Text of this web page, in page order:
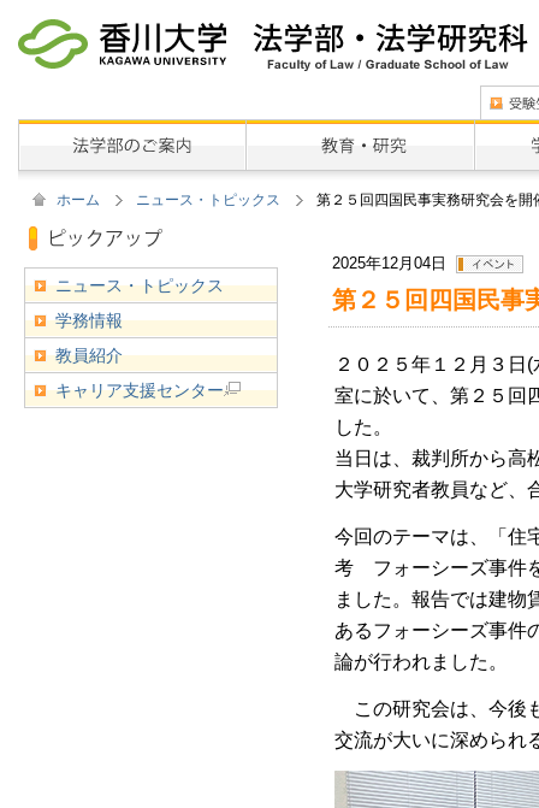
ホーム ニュース・トピックス 第２５回四国民事実務研究会を
2025年12月04日
第２５回四国民事
２０２５年１２月３日
室に於いて、第２５回
した。
当日は、裁判所から高
大学研究者教員など、
今回のテーマは、「住
考 フォーシーズ事件
ました。報告では建物
あるフォーシーズ事件
論が行われました。
この研究会は、今後
交流が大いに深められ
ニュース・トピックス
学務情報
教員紹介
キャリア支援センター